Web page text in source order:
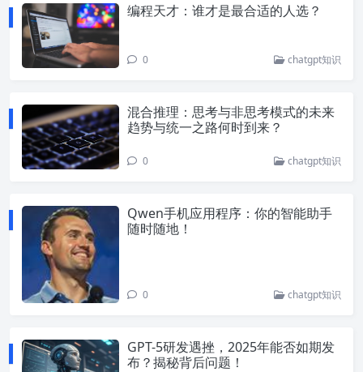
编程天才：谁才是最合适的人选？
0 chatgpt知识
混合推理：思考与非思考模式的未来
趋势与统一之路何时到来？
0 chatgpt知识
Qwen手机应用程序：你的智能助手
随时随地！
0 chatgpt知识
GPT-5研发遇挫，2025年能否如期发
布？揭秘背后问题！